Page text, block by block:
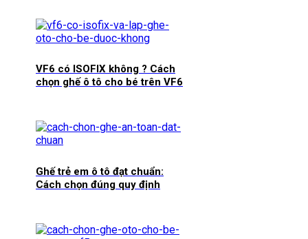
VF6 có ISOFIX không ? Cách
chọn ghế ô tô cho bé trên VF6
Ghế trẻ em ô tô đạt chuẩn:
Cách chọn đúng quy định